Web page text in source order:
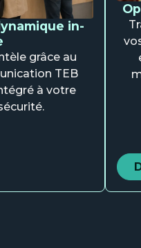
in-
grâce au
TEB
à votre